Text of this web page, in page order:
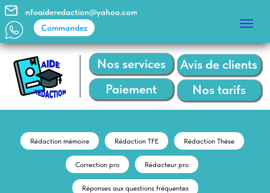
Nos services
Nos tarifs
Paiement
Avis de clients
Commandez
infoaideredaction@yahoo.com
Rédaction mémoire Rédaction TFE Rédaction Thèse
Correction pro Rédacteur pro
Réponses aux questions fréquentes